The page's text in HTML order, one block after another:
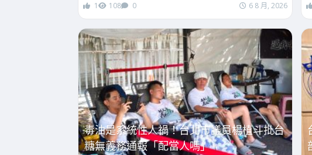
1 108 0 6 8 月, 2026
毒油是系統性人禍！台北市議員楊植斗批台
糖無義務通報「配當人嗎」